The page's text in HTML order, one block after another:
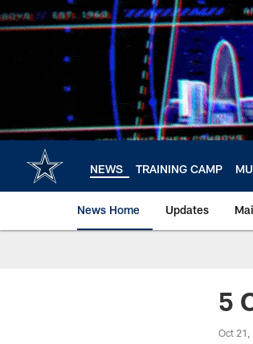
to
NEWS TRAINING CAMP
News Home Updates
5
Oct 21,